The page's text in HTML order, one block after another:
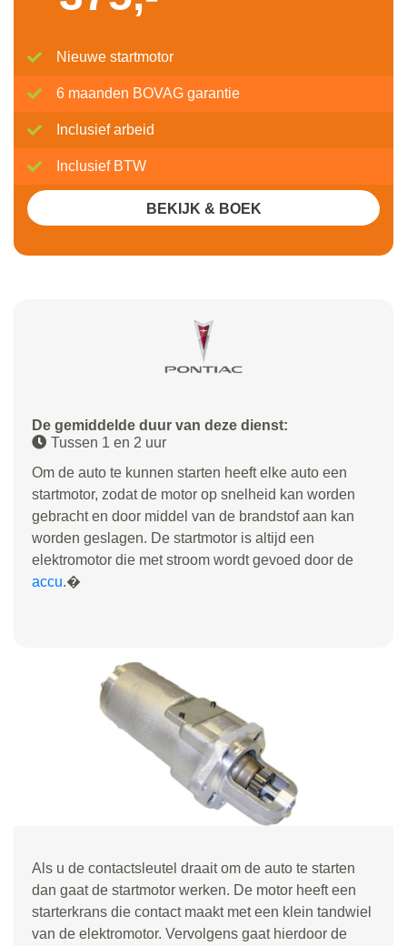
De gemiddelde duur van deze dienst:
Tussen 1 en 2 uur
Om de auto te kunnen starten heeft elke auto een
startmotor, zodat de motor op snelheid kan worden
gebracht en door middel van de brandstof aan kan
worden geslagen. De startmotor is altijd een
elektromotor die met stroom wordt gevoed door de
accu.�
Nieuwe startmotor
6 maanden BOVAG garantie
Inclusief arbeid
Inclusief BTW
BEKIJK & BOEK
Als u de contactsleutel draait om de auto te starten
dan gaat de startmotor werken. De motor heeft een
starterkrans die contact maakt met een klein tandwiel
van de elektromotor. Vervolgens gaat hierdoor de